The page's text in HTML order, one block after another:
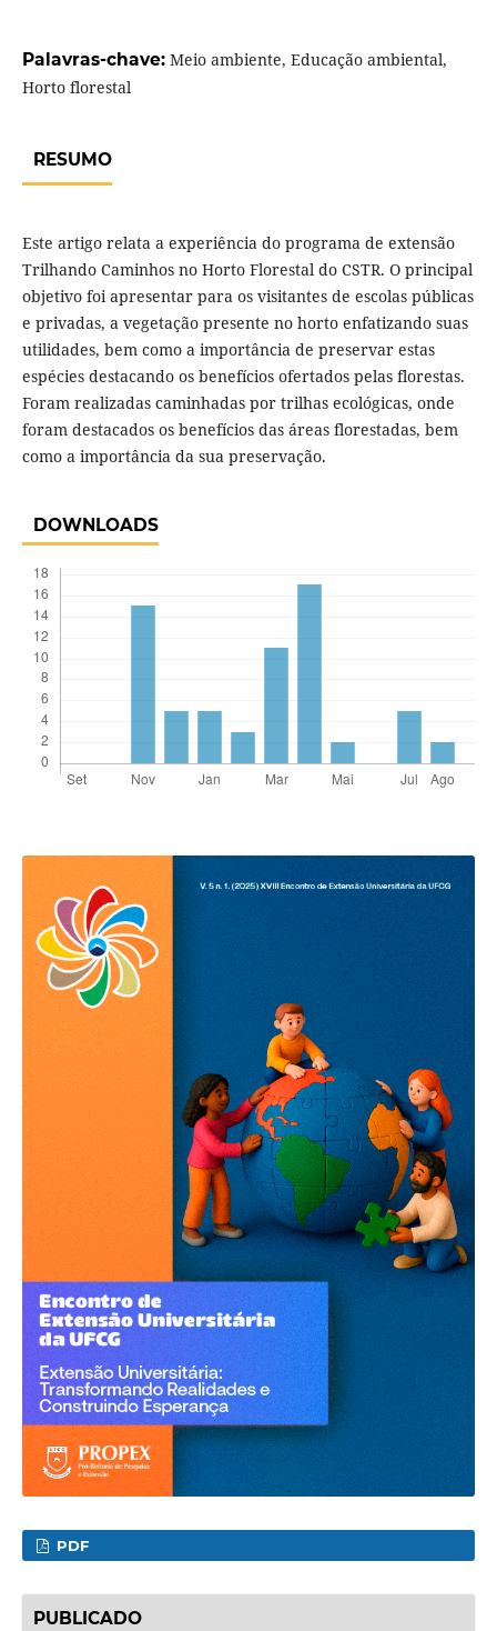
Palavras-chave: Meio ambiente, Educação ambiental,
Horto florestal
RESUMO
Este artigo relata a experiência do programa de extensão
Trilhando Caminhos no Horto Florestal do CSTR. O principal
objetivo foi apresentar para os visitantes de escolas públicas
e privadas, a vegetação presente no horto enfatizando suas
utilidades, bem como a importância de preservar estas
espécies destacando os benefícios ofertados pelas florestas.
Foram realizadas caminhadas por trilhas ecológicas, onde
foram destacados os benefícios das áreas florestadas, bem
como a importância da sua preservação.
DOWNLOADS
PDF
PUBLICADO